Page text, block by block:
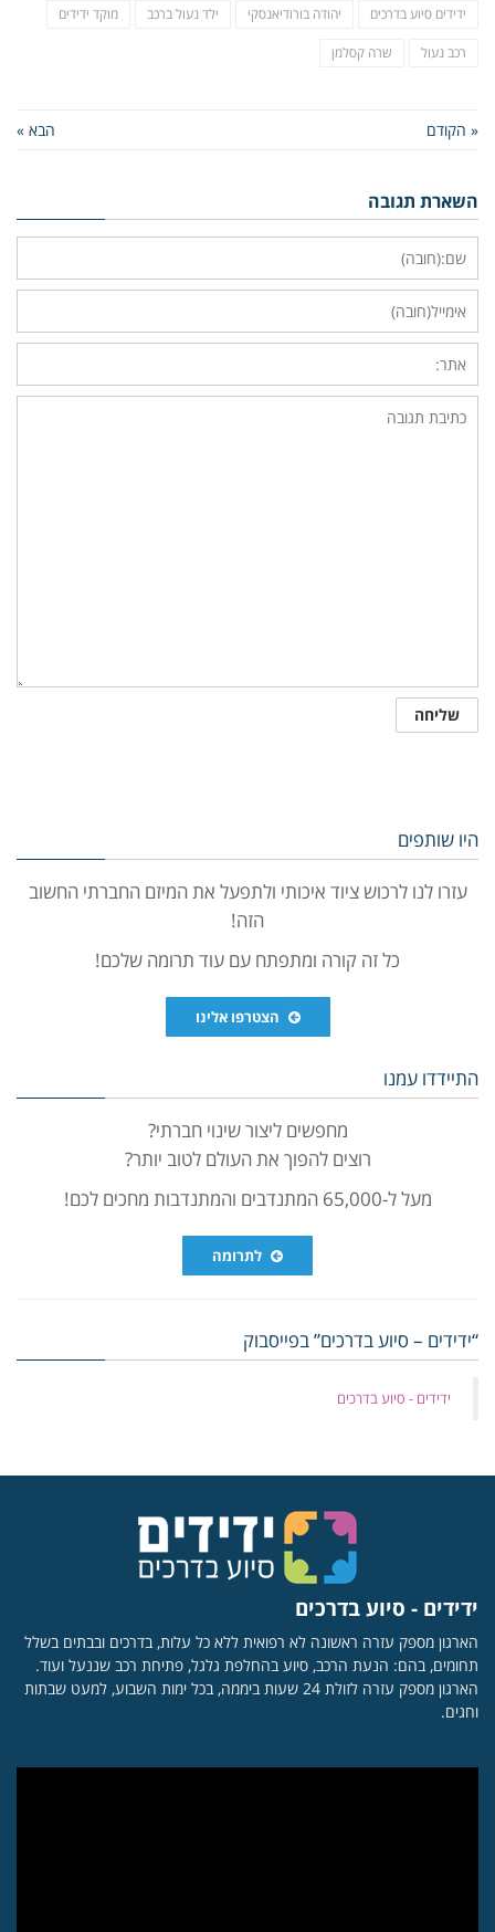
ידידים סיוע בדרכים יהודה בורודיאנסקי ילד נעול ברכב מוקד ידידים
רכב נעול שרה קסלמן
« הקודם הבא »
השארת תגובה
היו שותפים
עזרו לנו לרכוש ציוד איכותי ולתפעל את המיזם החברתי החשוב
הזה!
כל זה קורה ומתפתח עם עוד תרומה שלכם!
הצטרפו אלינו
התיידדו עמנו
מחפשים ליצור שינוי חברתי?
רוצים להפוך את העולם לטוב יותר?
מעל ל-65,000 המתנדבים והמתנדבות מחכים לכם!
לתרומה
“ידידים – סיוע בדרכים” בפייסבוק
‏ידידים - סיוע בדרכים
ידידים - סיוע בדרכים
הארגון מספק עזרה ראשונה לא רפואית ללא כל עלות, בדרכים ובבתים בשלל
תחומים, בהם: הנעת הרכב, סיוע בהחלפת גלגל, פתיחת רכב שננעל ועוד.
הארגון מספק עזרה לזולת 24 שעות ביממה, בכל ימות השבוע, למעט שבתות
וחגים.